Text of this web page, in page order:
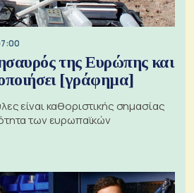
της Ευρώπης και
[γράφημα]
είναι καθοριστικής σημασίας
των ευρωπαϊκών